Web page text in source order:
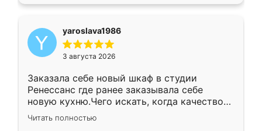
yaroslava1986
3 августа 2026
Заказала себе новый шкаф в студии
Ренессанс где ранее заказывала себе
новую кухню.Чего искать, когда качеством
вполне довольна. Служит кухня уже почти
два года, нареканий нет.
Читать полностью